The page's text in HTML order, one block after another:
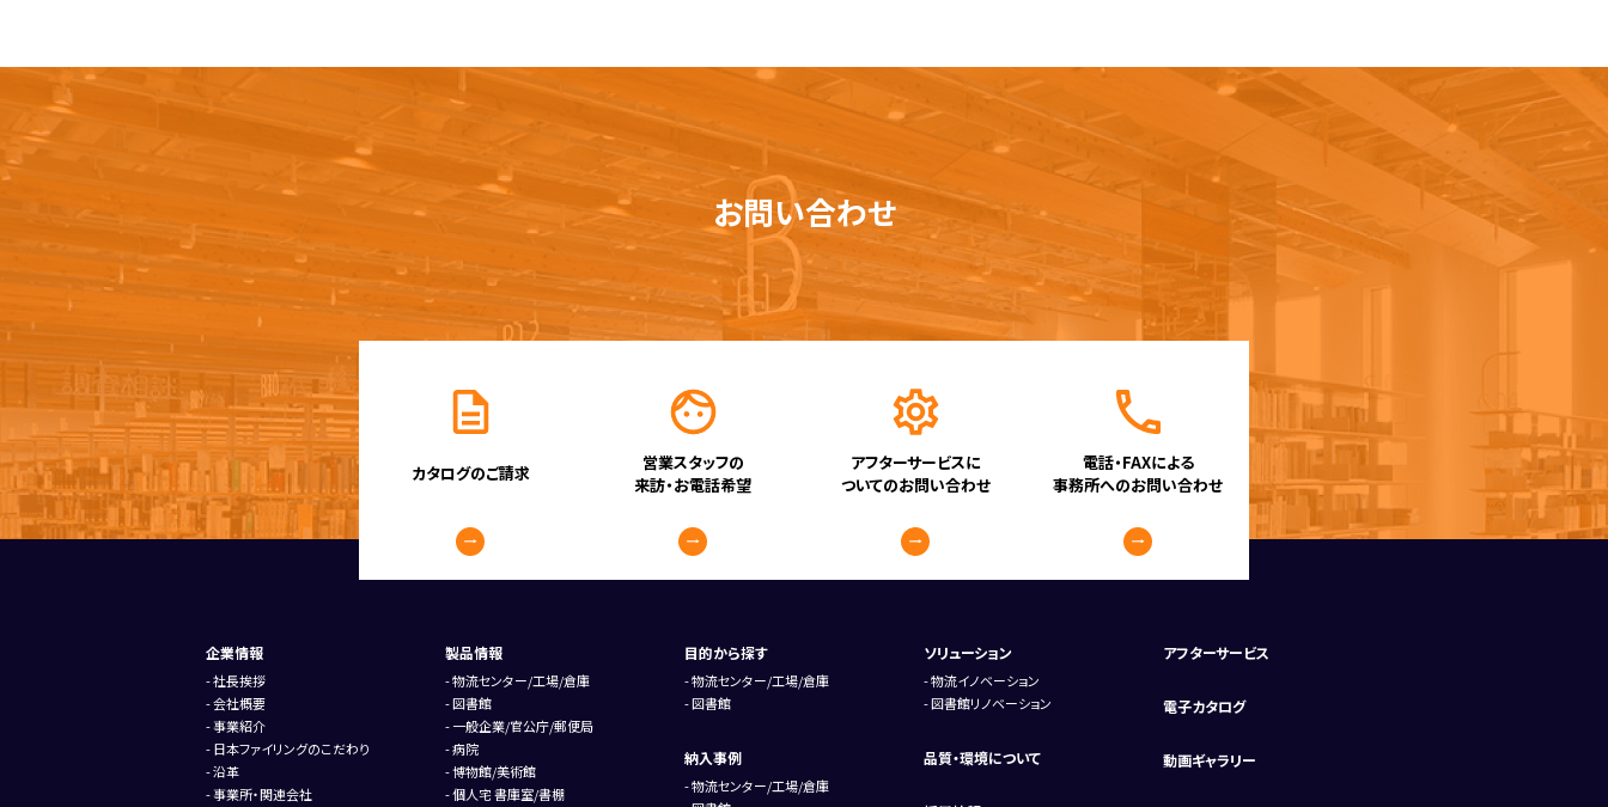
お問い合わせ
カタログのご請求
営業スタッフの
来訪・お電話希望
アフターサービスに
ついてのお問い合わせ
電話・FAXによる
事務所へのお問い合わせ
企業情報
社長挨拶
会社概要
事業紹介
日本ファイリングのこだわり
沿革
事業所・関連会社
製品情報
物流センター/工場/倉庫
図書館
一般企業/官公庁/郵便局
病院
博物館/美術館
個人宅 書庫室/書棚
目的から探す
物流センター/工場/倉庫
図書館
納入事例
物流センター/工場/倉庫
ソリューション
物流イノベーション
図書館リノベーション
品質・環境について
アフターサービス
電子カタログ
動画ギャラリー